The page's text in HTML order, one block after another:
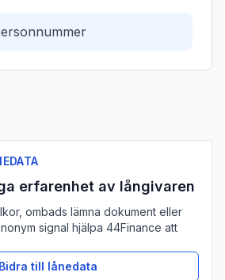
erfarenhet av långivaren
ombads lämna dokument eller
signal hjälpa 44Finance att
Bidra till lånedata